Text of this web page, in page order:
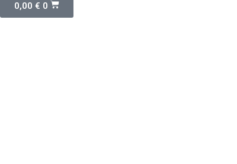
0,00 € 0